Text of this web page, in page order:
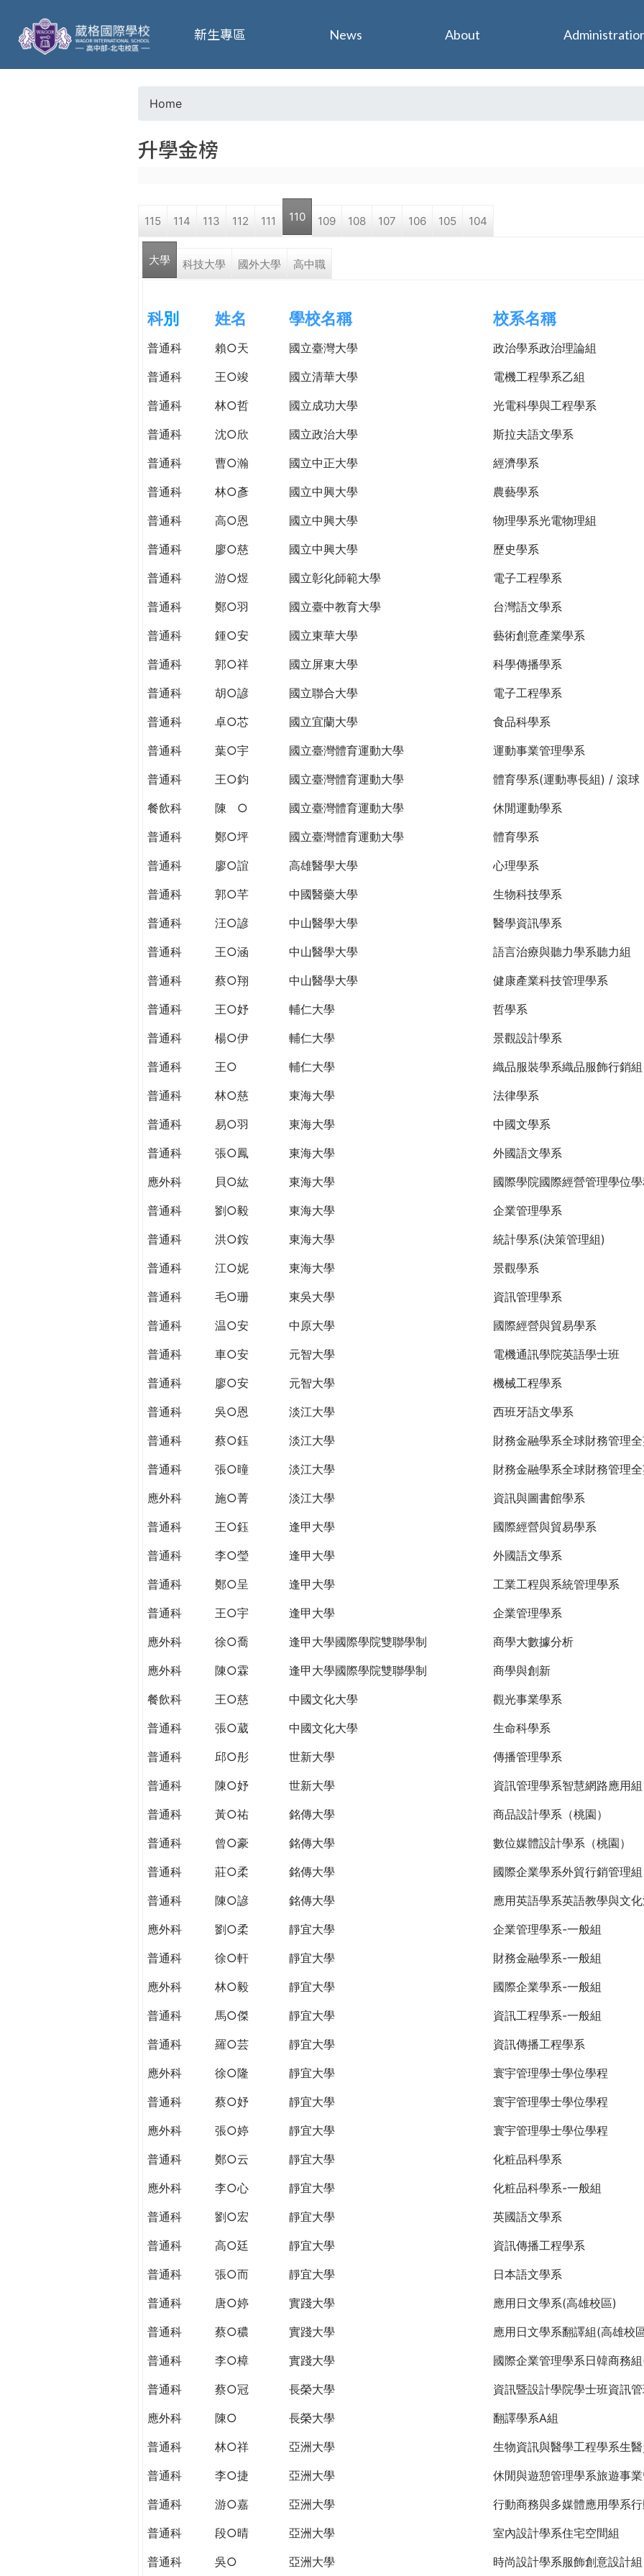
葳
格
o
a
r
e
r
e
Home
升學金榜
115 114 113 112 111 110 109 108 107 106 105 104
大學 科技大學 國外大學 高中職
科別 姓名 學校名稱 校系名稱
普通科 賴○天 國立臺灣大學
政治學系政治理論組
普通科
王○竣 國立清華大學
電機工程學系乙組
普通科
林○哲 國立成功大學
光電科學與工程學系
普通科
沈○欣 國立政治大學
斯拉夫語文學系
普通科
曹○瀚 國立中正大學
經濟學系
普通科
林○彥 國立中興大學
農藝學系
普通科
高○恩 國立中興大學
物理學系光電物理組
普通科
廖○慈 國立中興大學
歷史學系
普通科
游○煜 國立彰化師範大學
電子工程學系
普通科
鄭○羽 國立臺中教育大學
台灣語文學系
普通科
鍾○安 國立東華大學
藝術創意產業學系
普通科
郭○祥 國立屏東大學
科學傳播學系
普通科
胡○諺 國立聯合大學
電子工程學系
普通科
卓○芯 國立宜蘭大學
食品科學系
普通科
葉○宇 國立臺灣體育運動大學
運動事業管理學系
普通科
王○鈞 國立臺灣體育運動大學
體育學系(運動專長組) / 滾球
餐飲科
陳 ○ 國立臺灣體育運動大學
休閒運動學系
普通科
鄭○坪 國立臺灣體育運動大學
體育學系
普通科
廖○誼 高雄醫學大學
心理學系
普通科
郭○芊 中國醫藥大學
生物科技學系
普通科
汪○諺 中山醫學大學
醫學資訊學系
普通科
王○涵 中山醫學大學
語言治療與聽力學系聽力組
普通科
蔡○翔 中山醫學大學
健康產業科技管理學系
普通科
王○妤 輔仁大學
哲學系
普通科
楊○伊 輔仁大學
景觀設計學系
普通科
王○ 輔仁大學
織品服裝學系織品服飾行銷
普通科
林○慈 東海大學
法律學系
普通科
易○羽 東海大學
中國文學系
普通科
張○鳳 東海大學
外國語文學系
應外科
貝○紘 東海大學
國際學院國際經營管理學位
普通科
劉○毅 東海大學
企業管理學系
普通科
洪○銨 東海大學
統計學系(決策管理組)
普通科
江○妮 東海大學
景觀學系
普通科
毛○珊 東吳大學
資訊管理學系
普通科
温○安 中原大學
國際經營與貿易學系
普通科
車○安 元智大學
電機通訊學院英語學士班
普通科
廖○安 元智大學
機械工程學系
普通科
吳○恩 淡江大學
西班牙語文學系
普通科
蔡○鈺 淡江大學
財務金融學系全球財務管理
普通科
張○曈 淡江大學
財務金融學系全球財務管理
應外科
施○菁 淡江大學
資訊與圖書館學系
普通科
王○鈺 逢甲大學
國際經營與貿易學系
普通科
李○瑩 逢甲大學
外國語文學系
普通科
鄭○呈 逢甲大學
工業工程與系統管理學系
普通科
王○宇 逢甲大學
企業管理學系
應外科
徐○喬 逢甲大學國際學院雙聯學制
商學大數據分析
應外科
陳○霖 逢甲大學國際學院雙聯學制
商學與創新
餐飲科
王○慈 中國文化大學
觀光事業學系
普通科
張○葳 中國文化大學
生命科學系
普通科
邱○彤 世新大學
傳播管理學系
普通科
陳○妤 世新大學
資訊管理學系智慧網路應用組
普通科
黃○祐 銘傳大學
商品設計學系（桃園）
普通科
曾○豪 銘傳大學
數位媒體設計學系（桃園）
普通科
莊○柔 銘傳大學
國際企業學系外貿行銷管理
普通科
陳○諺 銘傳大學
應用英語學系英語教學與文
應外科
劉○柔 靜宜大學
企業管理學系-一般組
普通科
徐○軒 靜宜大學
財務金融學系-一般組
應外科
林○毅 靜宜大學
國際企業學系-一般組
普通科
馬○傑 靜宜大學
資訊工程學系-一般組
普通科
羅○芸 靜宜大學
資訊傳播工程學系
應外科
徐○隆 靜宜大學
寰宇管理學士學位學程
普通科
蔡○妤 靜宜大學
寰宇管理學士學位學程
應外科
張○婷 靜宜大學
寰宇管理學士學位學程
普通科
鄭○云 靜宜大學
化粧品科學系
應外科
李○心 靜宜大學
化粧品科學系-一般組
普通科
劉○宏 靜宜大學
英國語文學系
普通科
高○廷 靜宜大學
資訊傳播工程學系
普通科
張○而 靜宜大學
日本語文學系
普通科
唐○婷 實踐大學
應用日文學系(高雄校區)
普通科
蔡○穠 實踐大學
應用日文學系翻譯組(高雄校
普通科
李○樟 實踐大學
國際企業管理學系日韓商務
普通科
蔡○冠 長榮大學
資訊暨設計學院學士班資訊
應外科
陳○ 長榮大學
翻譯學系A組
普通科
林○祥 亞洲大學
生物資訊與醫學工程學系生
普通科
李○捷 亞洲大學
休閒與遊憩管理學系旅遊事
普通科
游○嘉 亞洲大學
行動商務與多媒體應用學系
普通科
段○晴 亞洲大學
室內設計學系住宅空間組
普通科
吳○ 亞洲大學 時尚設計學系服飾創意設計組
新生專區 News About